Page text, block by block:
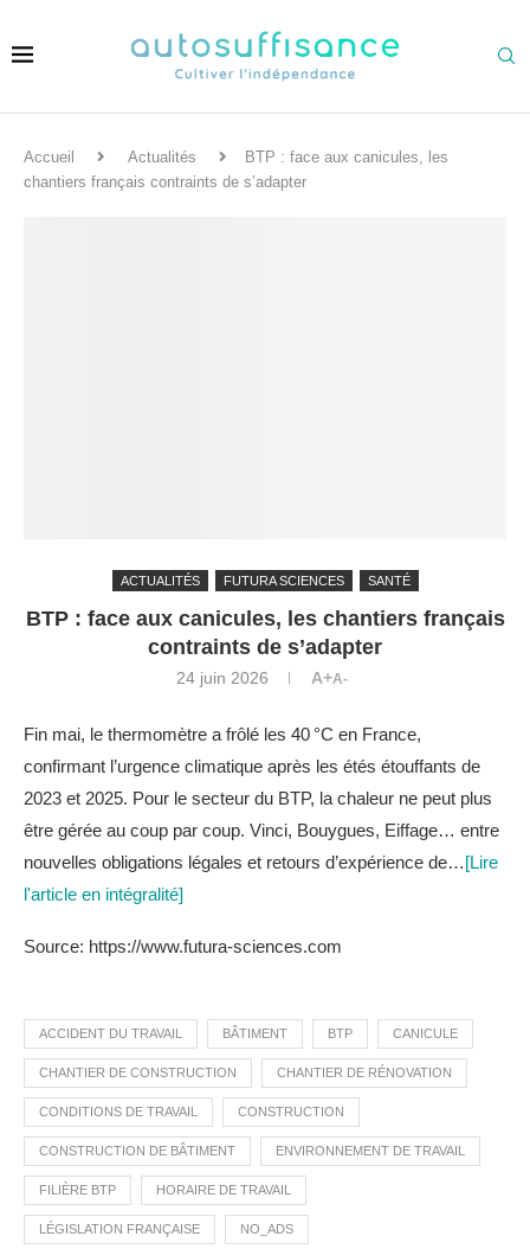
Accueil Actualités
BTP : face aux canicules, les
chantiers français contraints de s’adapter
ACTUALITÉS FUTURA SCIENCES SANTÉ
BTP : face aux canicules, les chantiers français
contraints de s’adapter
24 juin 2026 A+A-
Fin mai, le thermomètre a frôlé les 40 °C en France,
confirmant l’urgence climatique après les étés étouffants de
2023 et 2025. Pour le secteur du BTP, la chaleur ne peut plus
être gérée au coup par coup. Vinci, Bouygues, Eiffage… entre
nouvelles obligations légales et retours d’expérience de…[Lire
l'article en intégralité]
Source: https://www.futura-sciences.com
ACCIDENT DU TRAVAIL BÂTIMENT BTP CANICULE
CHANTIER DE CONSTRUCTION CHANTIER DE RÉNOVATION
CONDITIONS DE TRAVAIL CONSTRUCTION
CONSTRUCTION DE BÂTIMENT ENVIRONNEMENT DE TRAVAIL
FILIÈRE BTP HORAIRE DE TRAVAIL
LÉGISLATION FRANÇAISE NO_ADS